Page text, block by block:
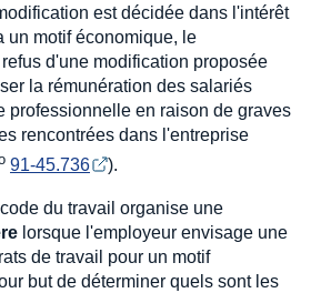
est décidée dans l'intérêt
un motif économique, le
d'une modification proposée
la rémunération des salariés
professionnelle en raison de graves
rencontrées dans l'entreprise
91-45.736 ).
du travail organise une
lorsque l'employeur envisage une
de travail pour un motif
but de déterminer quels sont les